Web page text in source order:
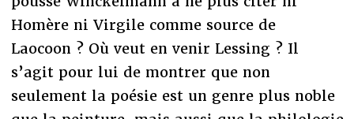
Homère ni Virgile comme source de
Laocoon ? Où veut en venir Lessing ? Il
s’agit pour lui de montrer que non
seulement la poésie est un genre plus noble